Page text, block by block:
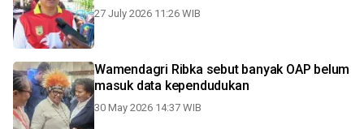
27 July 2026 11:26 WIB
Wamendagri Ribka sebut banyak OAP belum
masuk data kependudukan
30 May 2026 14:37 WIB